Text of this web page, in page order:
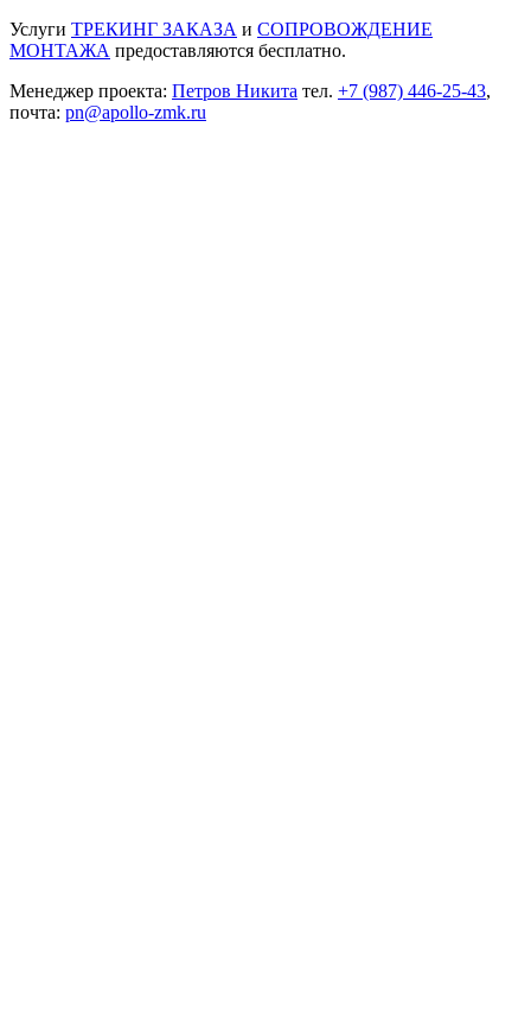
Услуги ТРЕКИНГ ЗАКАЗА и СОПРОВОЖДЕНИЕ
МОНТАЖА предоставляются бесплатно.
Менеджер проекта: Петров Никита тел. +7 (987) 446-25-43,
почта: pn@apollo-zmk.ru